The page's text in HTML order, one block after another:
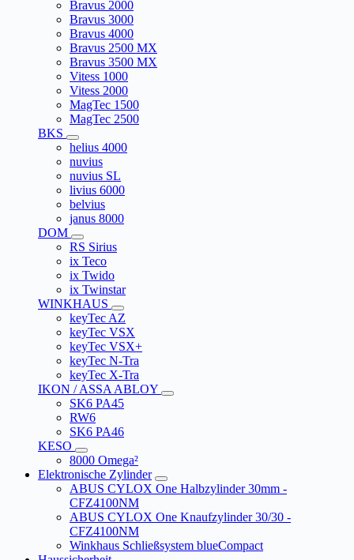
Bravus 2000
Bravus 3000
Bravus 4000
Bravus 2500 MX
Bravus 3500 MX
Vitess 1000
Vitess 2000
MagTec 1500
MagTec 2500
BKS
helius 4000
nuvius
nuvius SL
livius 6000
belvius
janus 8000
DOM
RS Sirius
ix Teco
ix Twido
ix Twinstar
WINKHAUS
keyTec AZ
keyTec VSX
keyTec VSX+
keyTec N-Tra
keyTec X-Tra
IKON / ASSA ABLOY
SK6 PA45
RW6
SK6 PA46
KESO
8000 Omega²
Elektronische Zylinder
ABUS CYLOX One Halbzylinder 30mm -
CFZ4100NM
ABUS CYLOX One Knaufzylinder 30/30 -
CFZ4100NM
Winkhaus Schließsystem blueCompact